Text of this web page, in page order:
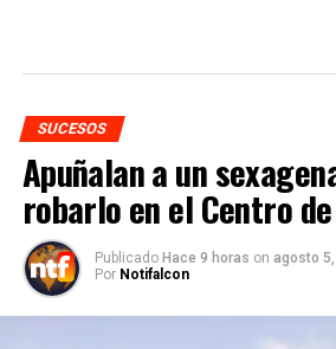
SUCESOS
Apuñalan a un
robarlo en el Centro
Publicado Hace 9 horas on agosto
Por Notifalcon